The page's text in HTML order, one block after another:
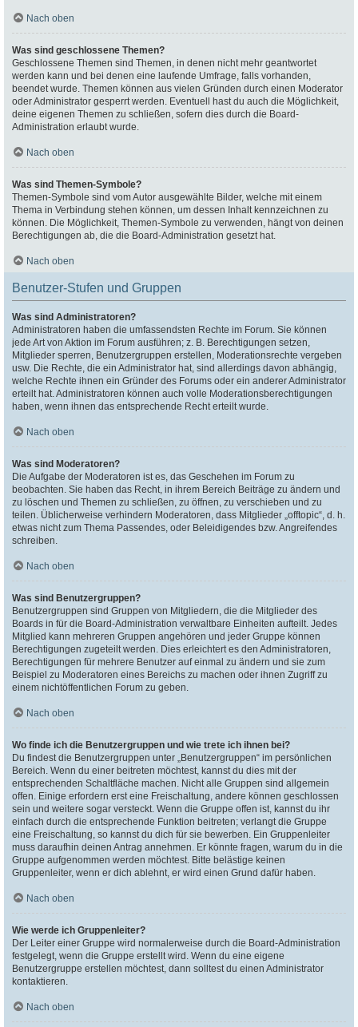
Nach oben
Was sind geschlossene Themen?
Geschlossene Themen sind Themen, in denen nicht mehr geantwortet
werden kann und bei denen eine laufende Umfrage, falls vorhanden,
beendet wurde. Themen können aus vielen Gründen durch einen Moderator
oder Administrator gesperrt werden. Eventuell hast du auch die Möglichkeit,
deine eigenen Themen zu schließen, sofern dies durch die Board-
Administration erlaubt wurde.
Nach oben
Was sind Themen-Symbole?
Themen-Symbole sind vom Autor ausgewählte Bilder, welche mit einem
Thema in Verbindung stehen können, um dessen Inhalt kennzeichnen zu
können. Die Möglichkeit, Themen-Symbole zu verwenden, hängt von deinen
Berechtigungen ab, die die Board-Administration gesetzt hat.
Nach oben
Benutzer-Stufen und Gruppen
Was sind Administratoren?
Administratoren haben die umfassendsten Rechte im Forum. Sie können
jede Art von Aktion im Forum ausführen; z. B. Berechtigungen setzen,
Mitglieder sperren, Benutzergruppen erstellen, Moderationsrechte vergeben
usw. Die Rechte, die ein Administrator hat, sind allerdings davon abhängig,
welche Rechte ihnen ein Gründer des Forums oder ein anderer Administrator
erteilt hat. Administratoren können auch volle Moderationsberechtigungen
haben, wenn ihnen das entsprechende Recht erteilt wurde.
Nach oben
Was sind Moderatoren?
Die Aufgabe der Moderatoren ist es, das Geschehen im Forum zu
beobachten. Sie haben das Recht, in ihrem Bereich Beiträge zu ändern und
zu löschen und Themen zu schließen, zu öffnen, zu verschieben und zu
teilen. Üblicherweise verhindern Moderatoren, dass Mitglieder „offtopic“, d. h.
etwas nicht zum Thema Passendes, oder Beleidigendes bzw. Angreifendes
schreiben.
Nach oben
Was sind Benutzergruppen?
Benutzergruppen sind Gruppen von Mitgliedern, die die Mitglieder des
Boards in für die Board-Administration verwaltbare Einheiten aufteilt. Jedes
Mitglied kann mehreren Gruppen angehören und jeder Gruppe können
Berechtigungen zugeteilt werden. Dies erleichtert es den Administratoren,
Berechtigungen für mehrere Benutzer auf einmal zu ändern und sie zum
Beispiel zu Moderatoren eines Bereichs zu machen oder ihnen Zugriff zu
einem nichtöffentlichen Forum zu geben.
Nach oben
Wo finde ich die Benutzergruppen und wie trete ich ihnen bei?
Du findest die Benutzergruppen unter „Benutzergruppen“ im persönlichen
Bereich. Wenn du einer beitreten möchtest, kannst du dies mit der
entsprechenden Schaltfläche machen. Nicht alle Gruppen sind allgemein
offen. Einige erfordern erst eine Freischaltung, andere können geschlossen
sein und weitere sogar versteckt. Wenn die Gruppe offen ist, kannst du ihr
einfach durch die entsprechende Funktion beitreten; verlangt die Gruppe
eine Freischaltung, so kannst du dich für sie bewerben. Ein Gruppenleiter
muss daraufhin deinen Antrag annehmen. Er könnte fragen, warum du in die
Gruppe aufgenommen werden möchtest. Bitte belästige keinen
Gruppenleiter, wenn er dich ablehnt, er wird einen Grund dafür haben.
Nach oben
Wie werde ich Gruppenleiter?
Der Leiter einer Gruppe wird normalerweise durch die Board-Administration
festgelegt, wenn die Gruppe erstellt wird. Wenn du eine eigene
Benutzergruppe erstellen möchtest, dann solltest du einen Administrator
kontaktieren.
Nach oben